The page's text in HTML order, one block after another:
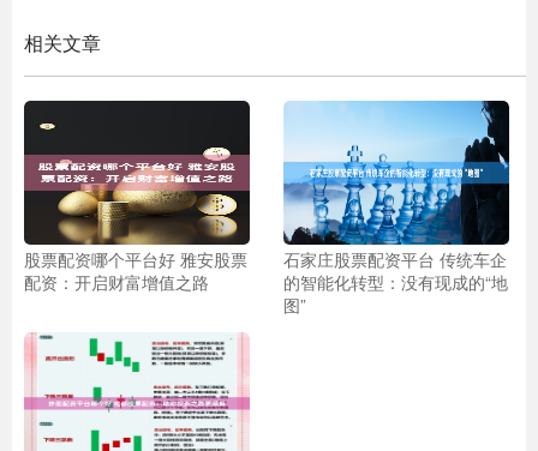
相关文章
股票配资哪个平台好 雅安股票
配资：开启财富增值之路
石家庄股票配资平台 传统车企
的智能化转型：没有现成的“地
图”